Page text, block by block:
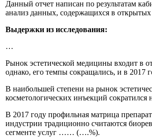
Данный отчет написан по результатам
анализ данных, содержащихся в
Выдержки из исследования:
…
Рынок эстетической медицины входит в
однако, его темпы сокращались, и в
В наибольшей степени на рынок
косметологических инъекций
В 2017 году профильная матрица
индустрии традиционно считаются
сегменте услуг …… (….%).